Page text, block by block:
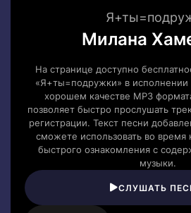
Милана
На странице доступно
«Я+ты=подружки» в
хорошем качестве MP3
позволяет быстро прослушать
регистрации. Текст песни
сможете использовать во время
быстрого ознакомления с
музыки.
СЛУШАТЬ